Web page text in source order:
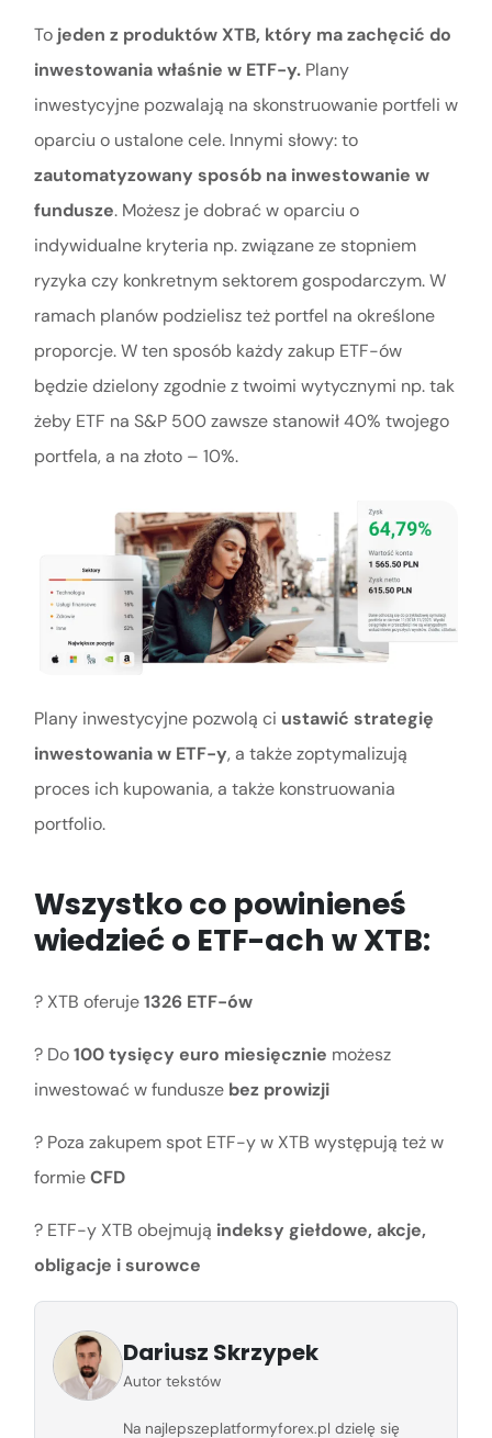
Tojeden z produktów XTB, który ma zachęcić do
inwestowania właśnie w ETF-y.Plany
inwestycyjne pozwalają na skonstruowanie portfeli w
oparciu o ustalone cele. Innymi słowy: to
zautomatyzowany sposób na inwestowanie w
fundusze. Możesz je dobrać w oparciu o
indywidualne kryteria np. związane ze stopniem
ryzyka czy konkretnym sektorem gospodarczym. W
ramach planów podzielisz też portfel na określone
proporcje. W ten sposób każdy zakup ETF-ów
będzie dzielony zgodnie z twoimi wytycznymi np. tak
żeby ETF na S&P 500 zawsze stanowił 40% twojego
portfela, a na złoto – 10%.
Plany inwestycyjne pozwolą ci ustawić strategię
inwestowania w ETF-y, a także zoptymalizują
proces ich kupowania, a także konstruowania
portfolio.
Wszystko co powinieneś
wiedzieć o ETF-ach w XTB:
? XTB oferuje1326 ETF-ów
? Do100 tysięcy euro miesięcznie możesz
inwestować w fundusze bez prowizji
? Poza zakupem spot ETF-y w XTB występują też w
formieCFD
? ETF-y XTB obejmują indeksy giełdowe, akcje,
obligacje i surowce
Dariusz Skrzypek
Autor tekstów
Na najlepszeplatformyforex.pl dzielę się